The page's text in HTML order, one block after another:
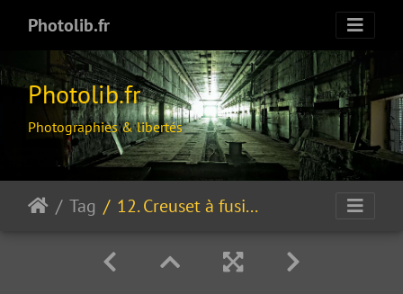
Photolib.fr
Photolib.fr
Photographies & libertés
Tag 12. Creuset à fusion discontinue